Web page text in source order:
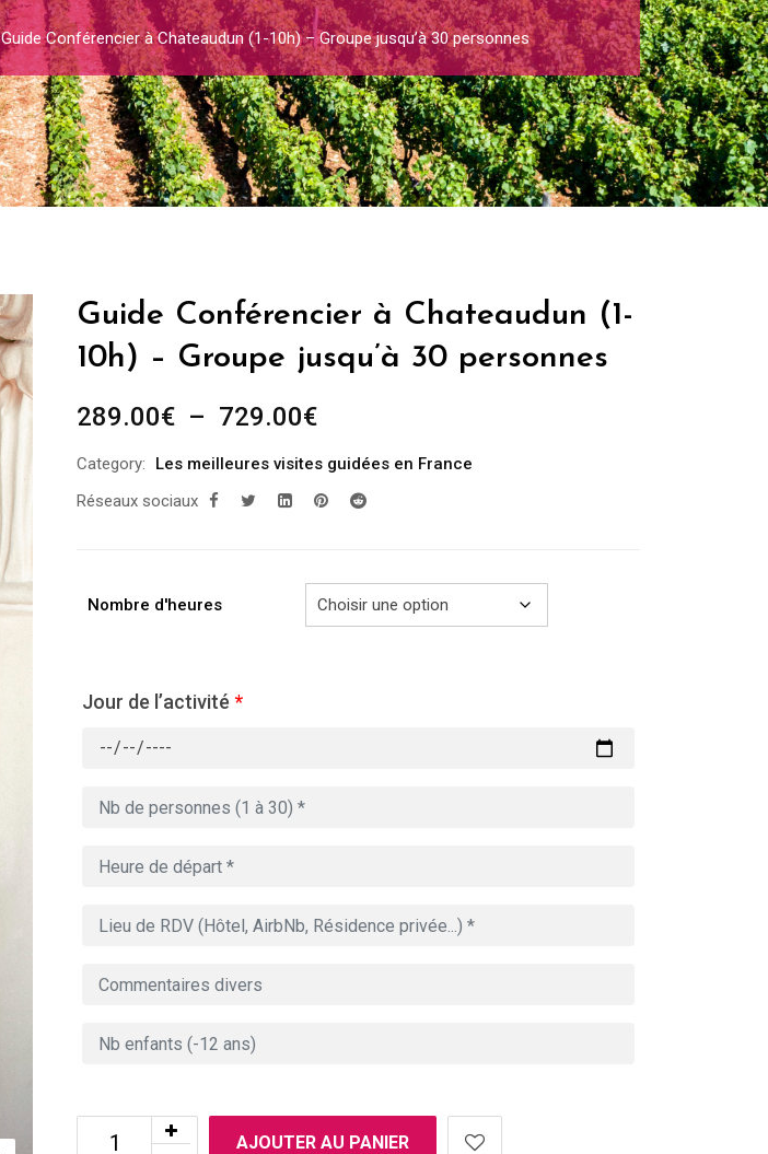
Guide Conférencier à Chateaudun (1-10h) – Groupe jusqu’à 30 personnes
Guide Conférencier à Chateaudun (1-
10h) – Groupe jusqu’à 30 personnes
289.00€ – 729.00€Plage
prix :
289.00€
Category:
Les meilleures visites guidées en France
Réseaux sociaux
Nombre d'heures
Jour de l’activité *
AJOUTER AU PANIER